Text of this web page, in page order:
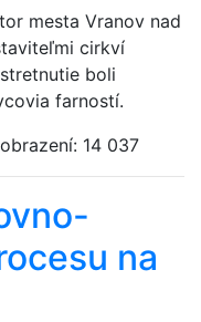
mesta Vranov nad
cirkví
boli
farností.
14 037
na